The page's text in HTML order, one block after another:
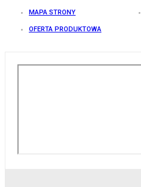
MAPA STRONY
OFERTA PRODUKTOWA